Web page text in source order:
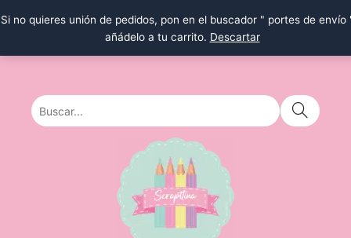
Si no quieres unión de pedidos, pon en el buscador " portes de envío
añádelo a tu carrito. Descartar
al